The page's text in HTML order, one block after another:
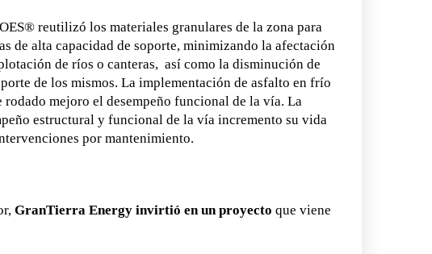
reutilizó los materiales granulares de la zona para
de alta capacidad de soporte, minimizando la afectación
de ríos o canteras, así como la disminución de
de los mismos. La implementación de asfalto en frío
rodado mejoro el desempeño funcional de la vía. La
estructural y funcional de la vía incremento su vida
por mantenimiento.
GranTierra Energy invirtió en un proyecto que viene